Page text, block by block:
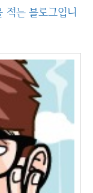
적는 블로그입니